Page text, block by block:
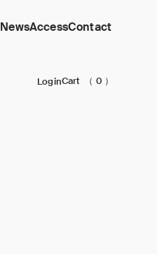
NewsAccessContact
LoginCart （ 0 ）